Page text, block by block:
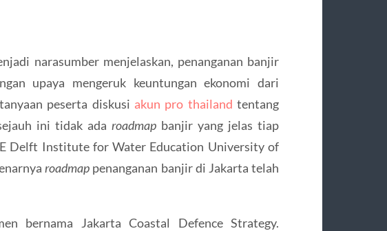
narasumber menjelaskan, penanganan banjir
upaya mengeruk keuntungan ekonomi dari
peserta diskusi akun pro thailand tentang
ini tidak ada roadmapbanjir yang jelas tiap
Delft Institute for Water Education University of
roadmap penanganan banjir di Jakarta telah
bernama Jakarta Coastal Defence Strategy.